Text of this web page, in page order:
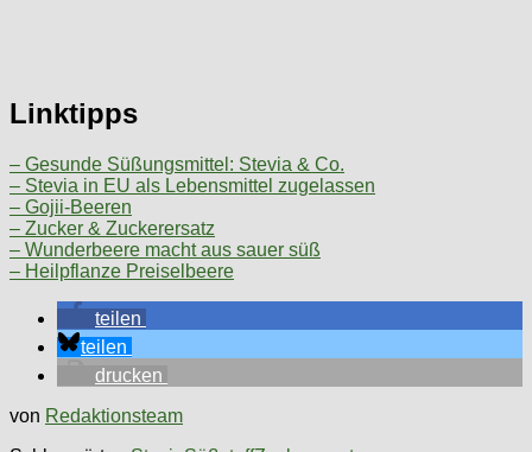
Linktipps
– Gesunde Süßungsmittel: Stevia & Co.
– Stevia in EU als Lebensmittel zugelassen
– Gojii-Beeren
– Zucker & Zuckerersatz
– Wunderbeere macht aus sauer süß
– Heilpflanze Preiselbeere
teilen
teilen
drucken
von Redaktionsteam